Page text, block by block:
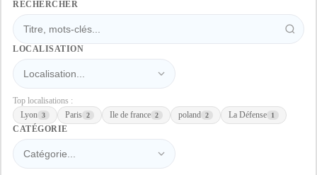
RECHERCHER
LOCALISATION
Top localisations :
Lyon 3 Paris 2 Ile de france 2 poland 2 La Défense 1
CATÉGORIE